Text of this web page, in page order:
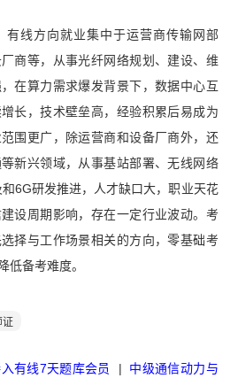
有线方向就业集中于运营商传输网部
商等，从事光纤网络规划、建设、维
在算力需求爆发背景下，数据中心互
长，技术壁垒高，经验积累后易成为
围更广，除运营商和设备厂商外，还
新兴领域，从事基站部署、无线网络
6G研发推进，人才缺口大，职业天花
设周期影响，存在一定行业波动。考
择与工作场景相关的方向，零基础考
低备考难度。
证
有线7天题库会员 | 中级通信动力与